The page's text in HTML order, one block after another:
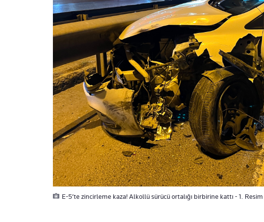
E-5’te zincirleme kaza! Alkollü sürücü ortalığı birbirine kattı - 1. Resim